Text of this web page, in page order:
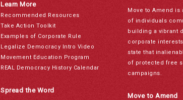
Learn More
Recommended Resources
Take Action Toolkit
Examples of Corporate Rule
Legalize Democracy Intro Video
Movement Education Program
REAL Democracy History Calendar
Spread the Word
Move to Amend
of individuals
building a vibrant
corporate
state that
of protected free
campaigns.
Move to Amend